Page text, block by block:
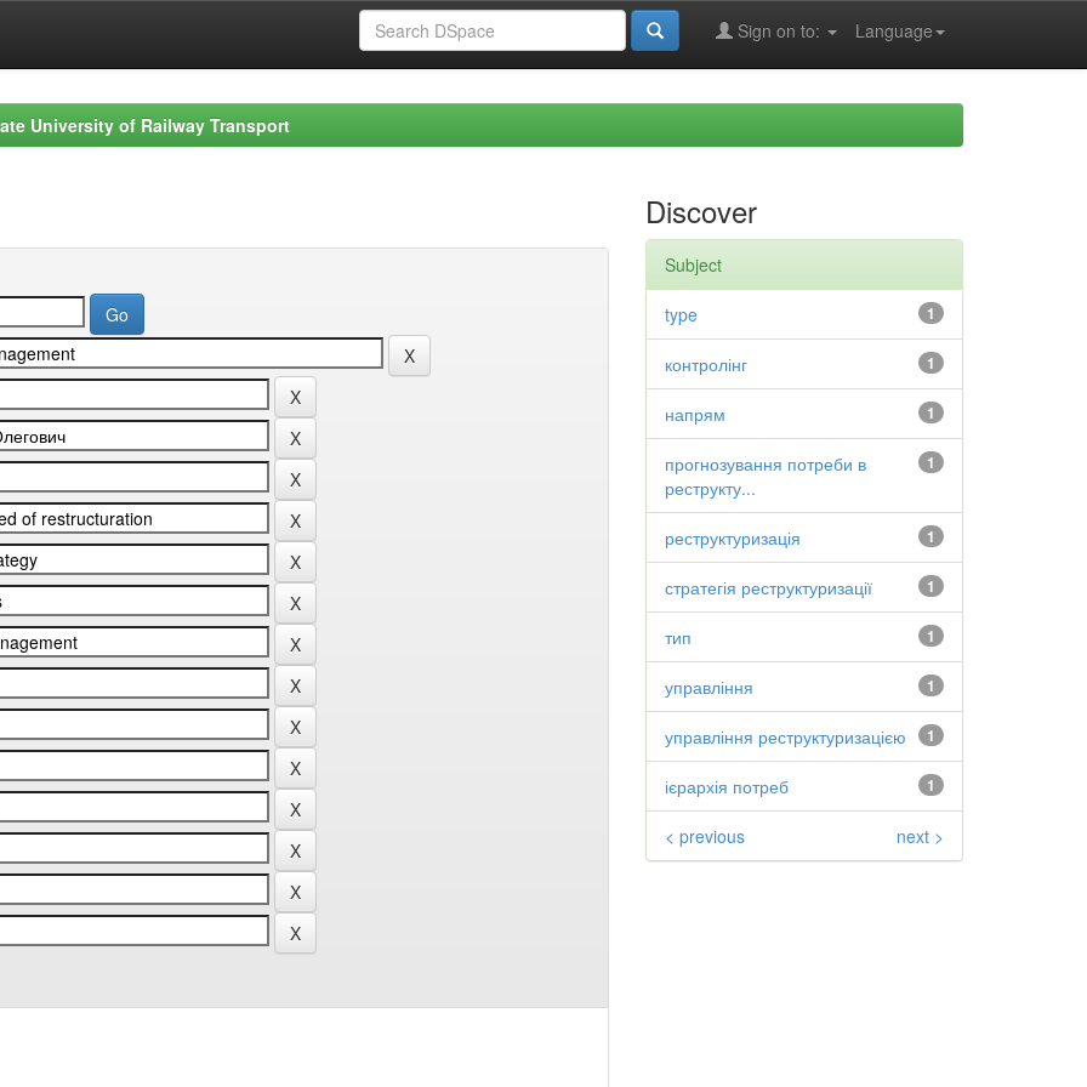
Language
Sign on to:
University of Railway Transport
Discover
Subject
1
type
1
контролінг
1
напрям
1
прогнозування потреби в
реструкту...
1
реструктуризація
1
стратегія реструктуризації
1
тип
1
управління
1
управління реструктуризацією
1
ієрархія потреб
< previous next >